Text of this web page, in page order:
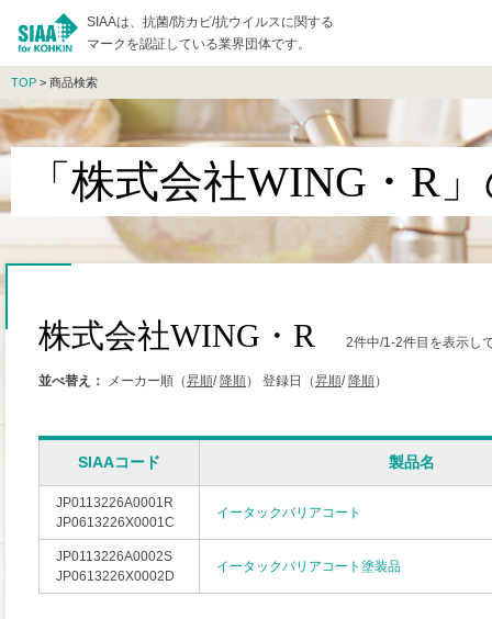
SIAAは、抗菌/防カビ/抗ウイルスに関する
マークを認証している業界団体です。
TOP > 商品検索
「株式会社WING・R
株式会社WING・R 2件中/1-2件目を表示し
並べ替え： メーカー順（昇順/ 降順） 登録日（昇順/ 降順）
SIAAコード 製品名
JP0113226A0001R
JP0613226X0001C
イータックバリアコート
JP0113226A0002S
JP0613226X0002D
イータックバリアコート塗装品